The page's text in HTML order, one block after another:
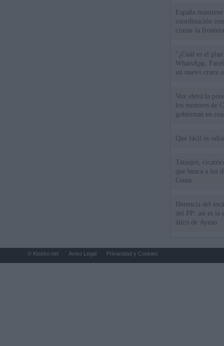
España
coordinación
cruzar la
"¿Cuál es el
WhatsApp,
un nuevo cruce
Vox eleva la
los menores de
gobiernan en
Qué fácil es
Tatuajes,
que busca a los
Ceuta
Herencia del
del PP: así es la
ático de Ayuso
© Kiosko.net Aviso Legal Privacidad y Cookies